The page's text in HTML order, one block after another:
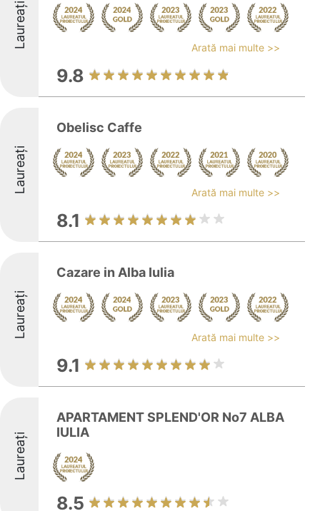
Laureați Arată mai multe >>
9.8
Laureați
Obelisc Caffe
Arată mai multe >>
8.1
Laureați
Cazare in Alba Iulia
Arată mai multe >>
9.1
Laureați
APARTAMENT SPLEND'OR No7 ALBA
IULIA
8.5